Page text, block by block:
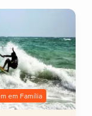
em Família